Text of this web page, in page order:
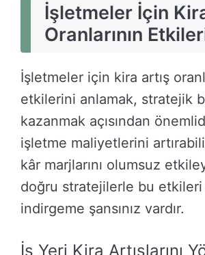
İşletmeler İçin
Oranlarının
İşletmeler için kira artış
etkilerini anlamak, stratejik
kazanmak açısından
işletme maliyetlerini
kâr marjlarını olumsuz
doğru stratejilerle bu etkileri
indirgeme şansınız vardır.
İş Yeri Kira Artışlarını